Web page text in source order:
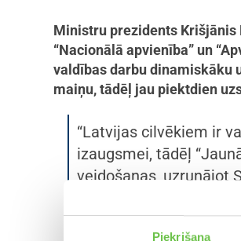
Piekrišana
Ministru prezidents Krišjānis
“Nacionālā apvienība” un
valdības darbu dinamiskāku
maiņu, tādēļ jau piektdien
“Latvijas cilvēkiem ir
izaugsmei, tādēļ
veidošanas, uzrunājot